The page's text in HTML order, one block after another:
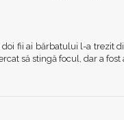
fii ai bărbatului l-a trezit
să stingă focul, dar a fost